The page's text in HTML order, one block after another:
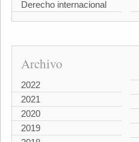
Derecho internacional
Archivo
2022
2021
2020
2019